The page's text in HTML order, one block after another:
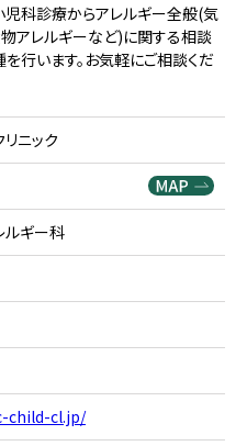
児科診療からアレルギー全般(気
アレルギーなど)に関する相談
行います。お気軽にご相談くだ
ニック
ルギー科
child-cl.jp/